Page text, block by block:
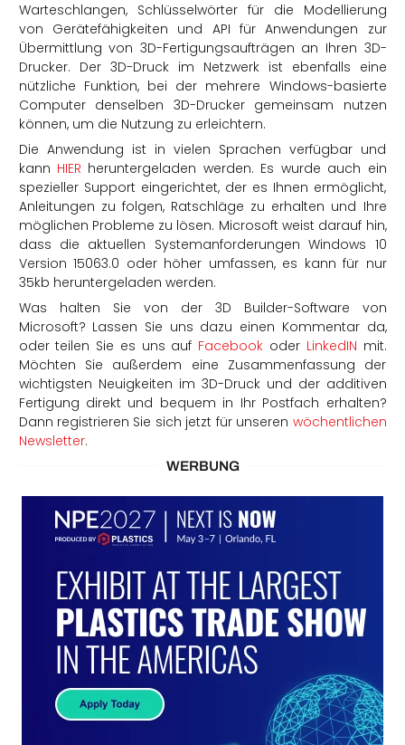
Warteschlangen, Schlüsselwörter für die Modellierung
von Gerätefähigkeiten und API für Anwendungen zur
Übermittlung von 3D-Fertigungsaufträgen an Ihren 3D-
Drucker. Der 3D-Druck im Netzwerk ist ebenfalls eine
nützliche Funktion, bei der mehrere Windows-basierte
Computer denselben 3D-Drucker gemeinsam nutzen
können, um die Nutzung zu erleichtern.
Die Anwendung ist in vielen Sprachen verfügbar und
kann HIER heruntergeladen werden. Es wurde auch ein
spezieller Support eingerichtet, der es Ihnen ermöglicht,
Anleitungen zu folgen, Ratschläge zu erhalten und Ihre
möglichen Probleme zu lösen. Microsoft weist darauf hin,
dass die aktuellen Systemanforderungen Windows 10
Version 15063.0 oder höher umfassen, es kann für nur
35kb heruntergeladen werden.
Was halten Sie von der 3D Builder-Software von
Microsoft? Lassen Sie uns dazu einen Kommentar da,
oder teilen Sie es uns auf Facebook oder LinkedIN mit.
Möchten Sie außerdem eine Zusammenfassung der
wichtigsten Neuigkeiten im 3D-Druck und der additiven
Fertigung direkt und bequem in Ihr Postfach erhalten?
Dann registrieren Sie sich jetzt für unseren wöchentlichen
Newsletter.
WERBUNG